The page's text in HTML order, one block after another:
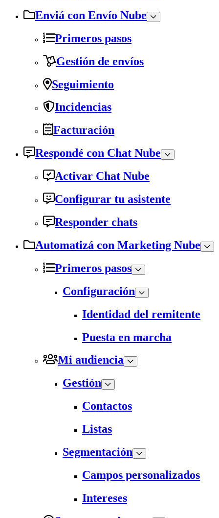
Enviá con Envío Nube
Primeros pasos
Gestión de envíos
Seguimiento
Incidencias
Facturación
Respondé con Chat Nube
Activar Chat Nube
Configurar tu asistente
Responder chats
Automatizá con Marketing Nube
Primeros pasos
Configuración
Identidad del remitente
Puesta en marcha
Mi audiencia
Gestión
Contactos
Listas
Segmentación
Campos personalizados
Intereses